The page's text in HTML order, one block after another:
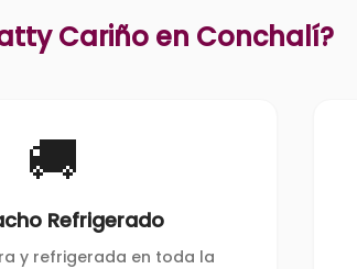
Cariño en Conchalí?
🚚
Refrigerado
y refrigerada en toda la